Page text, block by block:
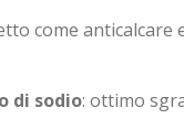
come anticalcare
di sodio: ottimo